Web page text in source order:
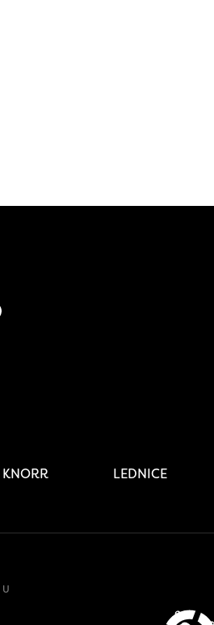
KNORR LEDNICE